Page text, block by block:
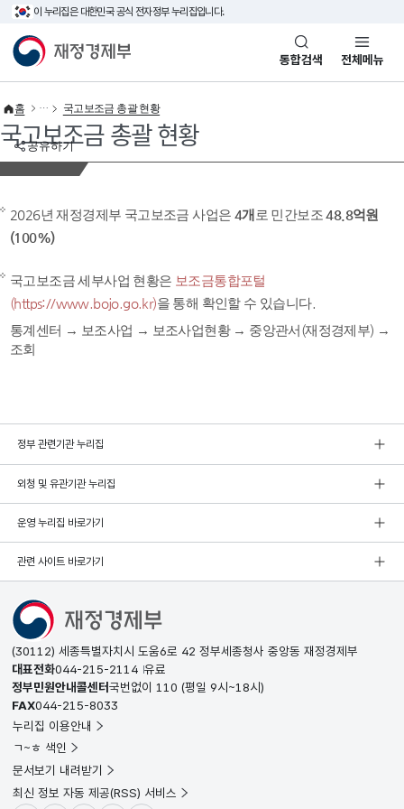
이 누리집은 대한민국 공식 전자정부 누리집입니다.
재정경제부(www.mofe.go.kr)통합검색 전체메뉴
공유하기
홈 국고보조금 총괄 현황
국고보조금 총괄 현황
2026년 재정경제부 국고보조금 사업은 4개 로 민간보조48.8억원
(100%)
국고보조금 세부사업 현황은 보조금통합포털
(https://www.bojo.go.kr)을 통해 확인할 수 있습니다.
통계센터 → 보조사업 → 보조사업현황 → 중앙관서(재정경제부) →
조회
정부 관련기관 누리집
외청 및 유관기관 누리집
운영 누리집 바로가기
관련 사이트 바로가기
(30112) 세종특별자치시 도움6로 42 정부세종청사 중앙동 재정경제부
대표전화044-215-2114 유료
정부민원안내콜센터국번없이 110 (평일 9시~18시)
FAX044-215-8033
누리집 이용안내
ㄱ~ㅎ 색인
문서보기 내려받기
최신 정보 자동 제공(RSS) 서비스